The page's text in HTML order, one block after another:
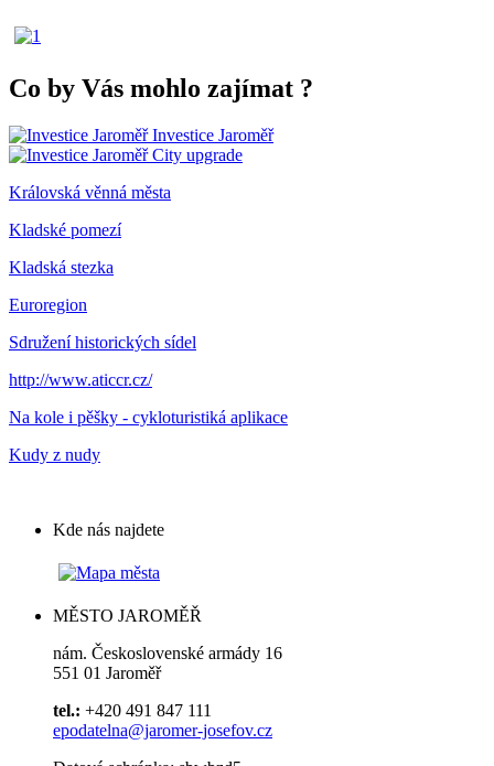
Co by Vás mohlo zajímat ?
Investice Jaroměř
City upgrade
Královská věnná města
Kladské pomezí
Kladská stezka
Euroregion
Sdružení historických sídel
http://www.aticcr.cz/
Na kole i pěšky - cykloturistiká aplikace
Kudy z nudy
Kde nás najdete
MĚSTO JAROMĚŘ
nám. Československé armády 16
551 01 Jaroměř
tel.: +420 491 847 111
epodatelna@jaromer-josefov.cz